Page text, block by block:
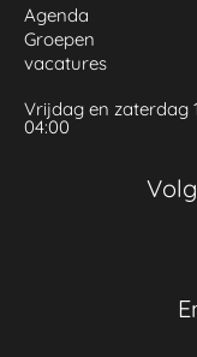
Agenda
Groepen
vacatures
Vrijdag en zaterdag
04:00